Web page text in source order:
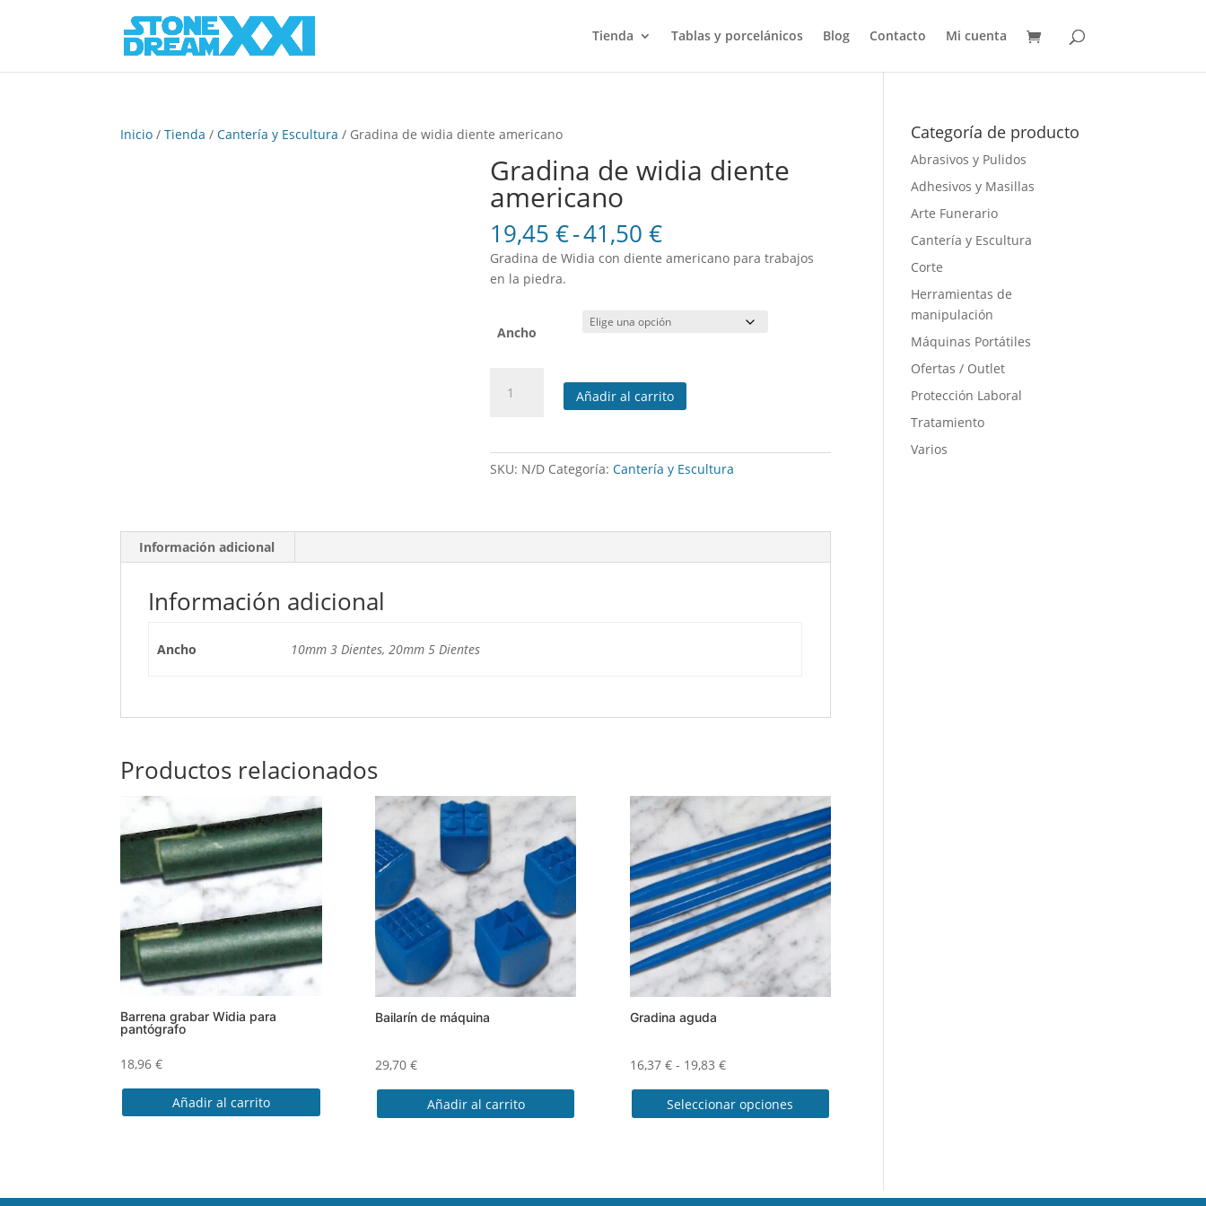
Tienda Tablas y porcelánicos Blog Contacto Mi cuenta
Inicio /Tienda /Cantería y Escultura / Gradina de widia diente americano
Gradina de widia diente
americano
19,45€-41,50€Rango
de
precios:
19,45 €
hasta
Gradina de Widia con diente americano para trabajos
en la piedra.
Ancho
Añadir al carrito
SKU: N/D Categoría:Cantería y Escultura
Información adicional
Información adicional
Ancho 10mm 3 Dientes, 20mm 5 Dientes
Productos relacionados
Barrena grabar Widia para
pantógrafo
18,96€
Añadir al carrito
Bailarín de máquina
29,70 €
Añadir al carrito
Gradina aguda
16,37 € - 19,83 €Rango
precios:
Seleccionar opciones
Categoría de producto
Abrasivos y Pulidos
Adhesivos y Masillas
Arte Funerario
Cantería y Escultura
Corte
Herramientas de
manipulación
Máquinas Portátiles
Ofertas / Outlet
Protección Laboral
Tratamiento
Varios